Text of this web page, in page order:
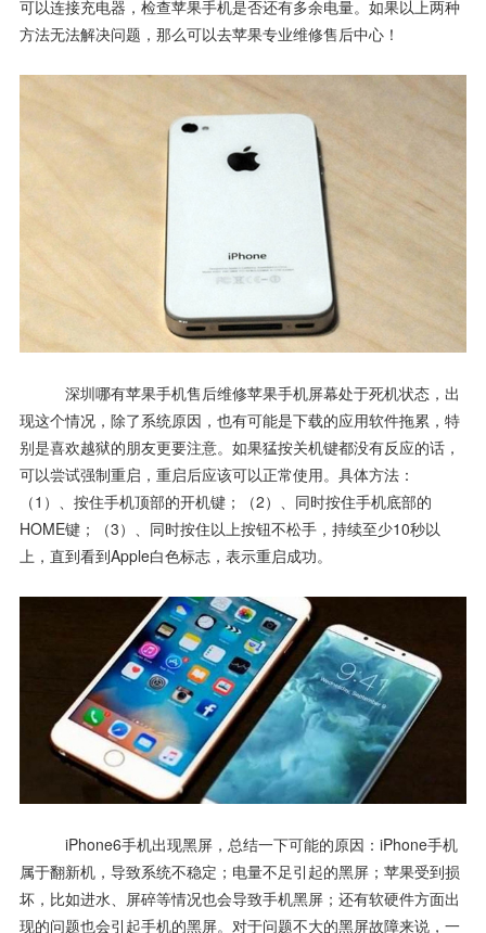
可以连接充电器，检查苹果手机是否还有多余电量。如果以上两种
方法无法解决问题，那么可以去苹果专业维修售后中心！
深圳哪有苹果手机售后维修苹果手机屏幕处于死机状态，出
现这个情况，除了系统原因，也有可能是下载的应用软件拖累，特
别是喜欢越狱的朋友更要注意。如果猛按关机键都没有反应的话，
可以尝试强制重启，重启后应该可以正常使用。具体方法：
（1）、按住手机顶部的开机键；（2）、同时按住手机底部的
HOME键；（3）、同时按住以上按钮不松手，持续至少10秒以
上，直到看到Apple白色标志，表示重启成功。
iPhone6手机出现黑屏，总结一下可能的原因：iPhone手机
属于翻新机，导致系统不稳定；电量不足引起的黑屏；苹果受到损
坏，比如进水、屏碎等情况也会导致手机黑屏；还有软硬件方面出
现的问题也会引起手机的黑屏。对于问题不大的黑屏故障来说，一